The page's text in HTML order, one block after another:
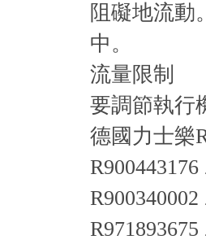
阻礙地流動
中。
流量限制
要調節執行
德國力士樂
R900443176